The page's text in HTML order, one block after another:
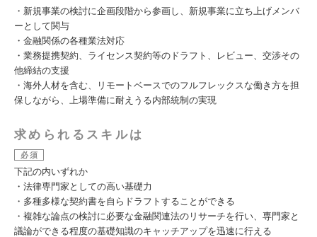
・新規事業の検討に企画段階から参画し、新規事業に立ち上げメンバ
ーとして関与
・金融関係の各種業法対応
・業務提携契約、ライセンス契約等のドラフト、レビュー、交渉その
他締結の支援
・海外人材を含む、リモートベースでのフルフレックスな働き方を担
保しながら、上場準備に耐えうる内部統制の実現
求められるスキルは
必須
下記の内いずれか
・法律専門家としての高い基礎力
・多種多様な契約書を自らドラフトすることができる
・複雑な論点の検討に必要な金融関連法のリサーチを行い、専門家と
議論ができる程度の基礎知識のキャッチアップを迅速に行える